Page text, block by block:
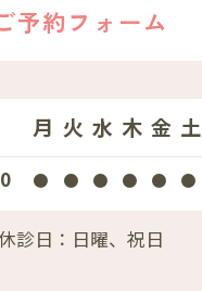
予約フォーム
月 火 水 木 金 土
● ● ● ● ● ●
診日：日曜、祝日